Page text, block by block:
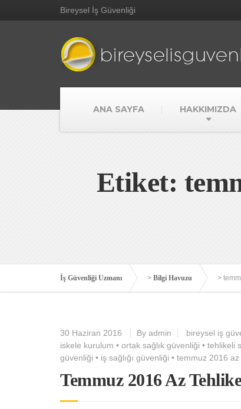
Bireysel İş Güvenliği
ANA SAYFA HAKKIMIZDA
Etiket:
İş Güvenliği Uzmanı > Bilgi Havuzu >
30 Haziran 2016 By admin bireysel iş
iskele kurulum • ortak sağlık güvenliği • tehlikeli
güvenliği • iş sağlığı güvenliği • temmuz 2016 az
Temmuz 2016 Az